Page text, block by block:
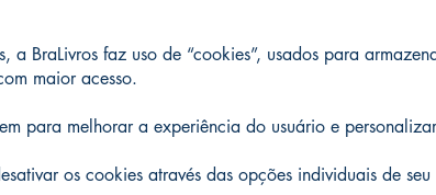
a BraLivros faz uso de “cookies”, usados para
maior acesso.
para melhorar a experiência do usuário e
os cookies através das opções individuais de seu